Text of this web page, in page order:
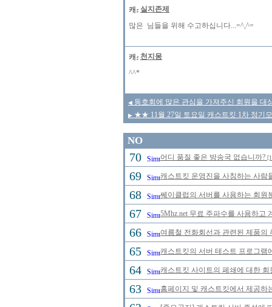
실지존제
많은 님들을 위해 수고하십니다...=^,^=
천지몽
^^*
◀ 동호회에 많은 관심을 가져주신 회원을 대
▶ ★★ 11월 27일 토요일 캐스트킷 1차 정기
NO
70 어디 품질 좋은 방송국 없습니까?
69 캐스트킷 운영진을 사칭하는 사
68 쎄이클럽의 서버를 사용하는 회
67 5Mhz.net 무료 주파수를 사용하고
66 여름철 전화회선과 관련된 제품
65 캐스트킷의 서버 테스트 프로그램
64 캐스트킷 사이트의 페쇄에 대한
63 홈페이지 및 캐스트킷에서 제공